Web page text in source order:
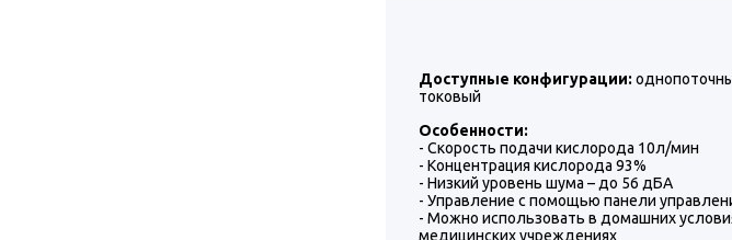
Доступные конфигурации:
токовый
Особенности:
- Скорость подачи кислорода 10л/мин
- Концентрация кислорода 93%
- Низкий уровень шума – до 56 дБА
- Управление с помощью панели
- Можно использовать в домашних
медицинских учреждениях